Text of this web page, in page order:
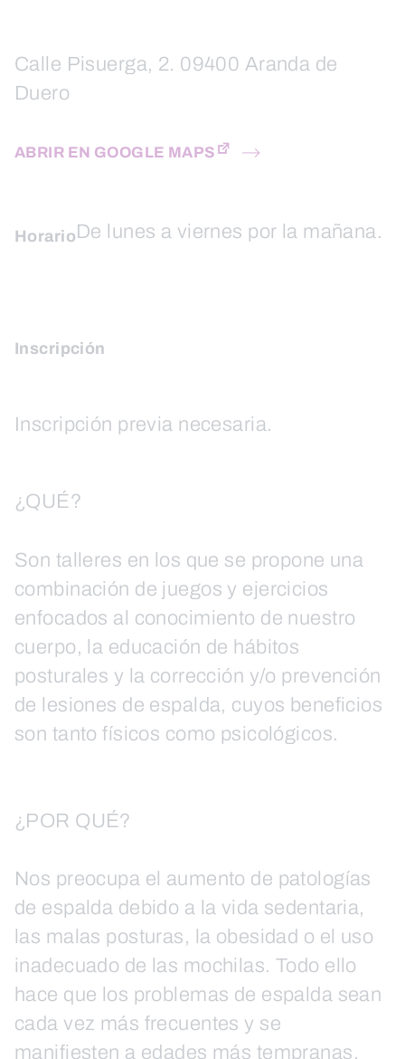
Calle Pisuerga, 2. 09400 Aranda de
Duero
ABRIR EN GOOGLE MAPS
HorarioDe lunes a viernes por la mañana.
Inscripción
Inscripción previa necesaria.
¿QUÉ?
Son talleres en los que se propone una
combinación de juegos y ejercicios
enfocados al conocimiento de nuestro
cuerpo, la educación de hábitos
posturales y la corrección y/o prevención
de lesiones de espalda, cuyos beneficios
son tanto físicos como psicológicos.
¿POR QUÉ?
Nos preocupa el aumento de patologías
de espalda debido a la vida sedentaria,
las malas posturas, la obesidad o el uso
inadecuado de las mochilas. Todo ello
hace que los problemas de espalda sean
cada vez más frecuentes y se
manifiesten a edades más tempranas.